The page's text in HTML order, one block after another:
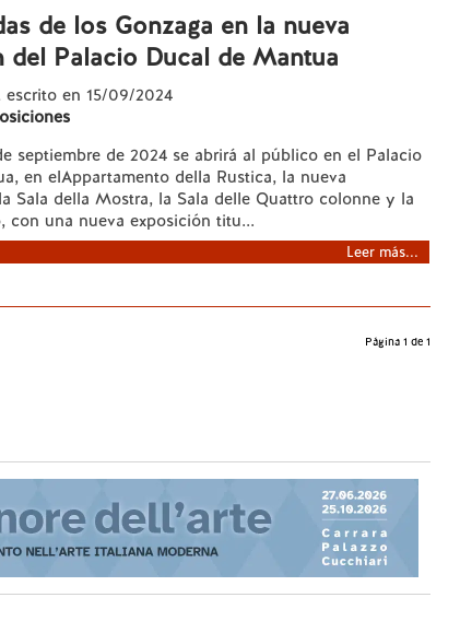
de los Gonzaga en la nueva
del Palacio Ducal de Mantua
escrito en 15/09/2024
septiembre de 2024 se abrirá al público en el Palacio
en elAppartamento della Rustica, la nueva
Sala della Mostra, la Sala delle Quattro colonne y la
con una nueva exposición titu...
Leer más...
Página 1 de 1